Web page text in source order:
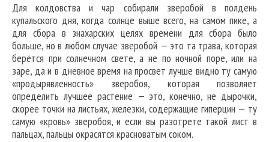
Для колдовства и чар собирали зверобой в полдень
купальского дня, когда солнце выше всего, на самом пике, а
для сбора в знахарских целях времени для сбора было
больше, но в любом случае зверобой — это та трава, которая
берётся при солнечном свете, а не по ночной поре, или на
заре, да и в дневное время на просвет лучше видно ту самую
«продырявленность» зверобоя, которая позволяет
определить лучшее растение — это, конечно, не дырочки,
скорее точки на листьях, железки, содержащие гиперцин — ту
самую «кровь» зверобоя, и если вы разотрете такой лист в
пальцах, пальцы окрасятся красноватым соком.